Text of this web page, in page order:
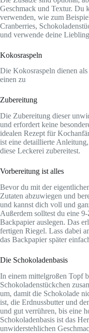
Geschmack und Textur. Du
verwenden, wie zum
Cranberries,
und verwende deine
Kokosraspeln
Die Kokosraspeln dienen
einen zu
Zubereitung
Die Zubereitung dieser
und erfordert keine
idealen Rezept für
ist eine detaillierte
diese Leckerei zubereitest.
Vorbereitung ist alles
Bevor du mit der
Zutaten abzuwiegen und
und kannst dich voll und
Außerdem solltest du eine
Backpapier auslegen. Das
fertigen Riegel. Lass dabei
das Backpapier später
Die Schokoladenbasis
In einem mittelgroßen Topf
Schokoladenstückchen
um, damit die Schokolade
ist, die Erdnussbutter und
und gut verrühren, bis eine
Schokoladenbasis ist das
unwiderstehlichen